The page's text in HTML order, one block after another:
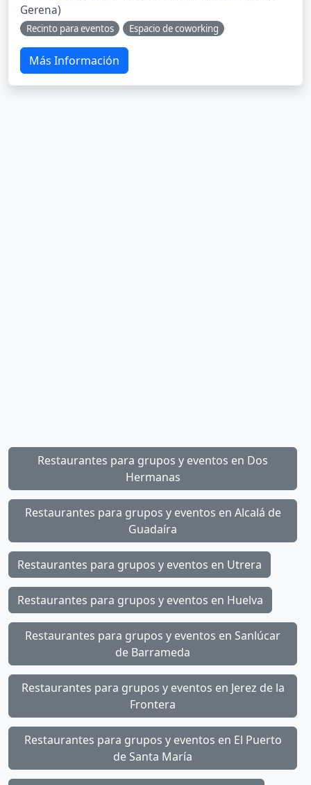
Gerena)
Recinto para eventos Espacio de coworking
Más Información
Restaurantes para grupos y eventos en Dos
Hermanas
Restaurantes para grupos y eventos en Alcalá de
Guadaíra
Restaurantes para grupos y eventos en Utrera
Restaurantes para grupos y eventos en Huelva
Restaurantes para grupos y eventos en Sanlúcar
de Barrameda
Restaurantes para grupos y eventos en Jerez de la
Frontera
Restaurantes para grupos y eventos en El Puerto
de Santa María